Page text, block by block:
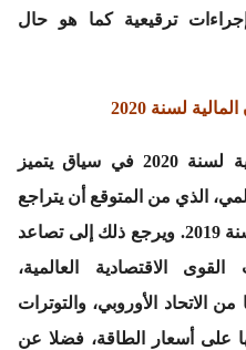
ترقيعية كما هو حال
لسنة 2020
يأتي إعداد مشروع قانون المالية لسنة 2020 في سياق يتميز
الذي من المتوقع أن يتراجع
من 3,6% سنة 2018 إلى 3,2% سنة 2019. ويرجع ذلك إلى تصاعد
القوى الاقتصادية العالمية،
الاتحاد الأوروبي، والتوترات
على أسعار الطاقة، فضلا عن